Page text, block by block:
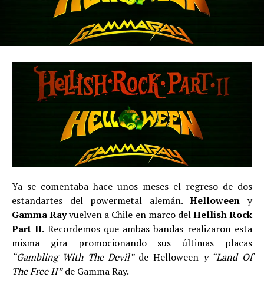
Ya se comentaba hace unos meses el regreso de dos
estandartes del powermetal alemán.Helloween y
Gamma Rayvuelven a Chile en marco delHellish Rock
Part II. Recordemos que ambas bandas realizaron esta
misma gira promocionando sus últimas placas
“Gambling With The Devil” de Helloween y “Land Of
The Free II”de Gamma Ray.